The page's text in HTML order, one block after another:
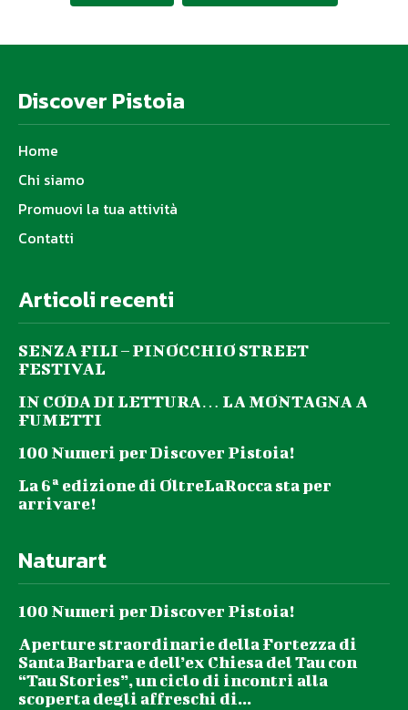
Discover Pistoia
Home
Chi siamo
Promuovi la tua attività
Contatti
Articoli recenti
SENZA FILI – PINOCCHIO STREET
FESTIVAL
IN CODA DI LETTURA… LA MONTAGNA A
FUMETTI
100 Numeri per Discover Pistoia!
La 6ª edizione di OltreLaRocca sta per
arrivare!
Naturart
100 Numeri per Discover Pistoia!
Aperture straordinarie della Fortezza di
Santa Barbara e dell’ex Chiesa del Tau con
“Tau Stories”, un ciclo di incontri alla
scoperta degli affreschi di...